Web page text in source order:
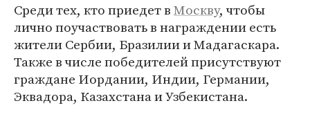
Среди тех, кто приедет вМоскву, чтобы
лично поучаствовать в награждении есть
жители Сербии, Бразилии и Мадагаскара.
Также в числе победителей присутствуют
граждане Иордании, Индии, Германии,
Эквадора, Казахстана и Узбекистана.